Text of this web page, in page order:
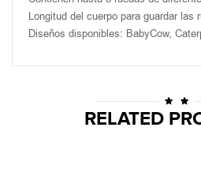
Longitud del cuerpo para guardar las
Diseños disponibles: BabyCow,
RELATED